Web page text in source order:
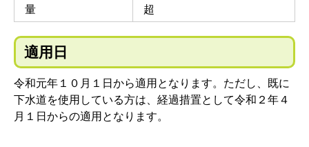
量
超
適用日
令和元年１０月１日から適用となります。ただし、既に
下水道を使用している方は、経過措置として令和２年４
月１日からの適用となります。